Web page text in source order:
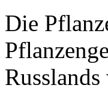
Die
Russlands